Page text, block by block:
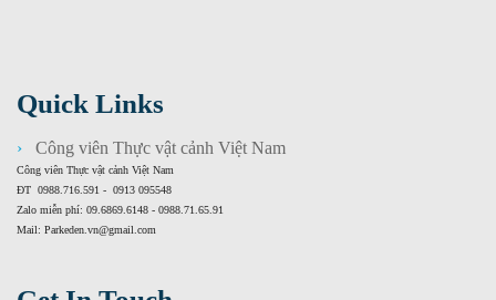
Quick Links
Công viên Thực vật cảnh Việt Nam
Công viên Thực vật cảnh Việt Nam
ĐT 0988.716.591 - 0913 095548
Zalo miễn phí: 09.6869.6148 - 0988.71.65.91
Mail: Parkeden.vn@gmail.com